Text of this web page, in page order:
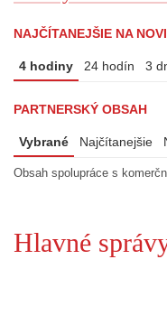
NAJČÍTANEJŠIE NA
4 hodiny 24 hodín 3
PARTNERSKÝ OBSAH
Vybrané Najčítanejšie
Obsah spolupráce s
Hlavné